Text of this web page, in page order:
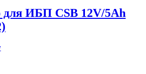
для ИБП CSB 12V/5Ah